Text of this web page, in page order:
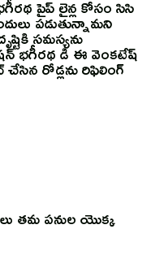
పైప్ లైన్ల కోసం సిసి
పడుతున్నామని
సమస్యను
భగీరథ డి ఈ వెంకటేష్
రోడ్లను రిఫిలింగ్
తమ పనుల యొక్క